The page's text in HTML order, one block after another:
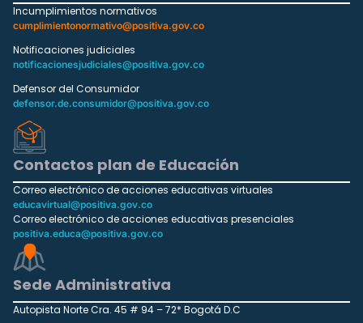
Incumplimientos normativos
cumplimientonormativo@positiva.gov.co
Notificaciones judiciales
notificacionesjudiciales@positiva.gov.co
Defensor del Consumidor
defensor.de.consumidor@positiva.gov.co
Contactos plan de Educación
Correo electrónico de acciones educativas virtuales
educavirtual@positiva.gov.co
Correo electrónico de acciones educativas presenciales
positiva.educa@positiva.gov.co
Sede Administrativa
Autopista Norte Cra. 45 # 94 – 72* Bogotá D.C